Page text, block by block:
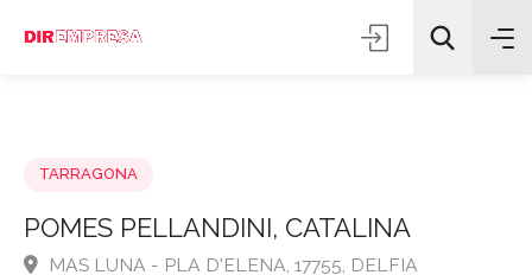
POMES PELLANDINI, CATALINA